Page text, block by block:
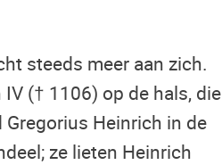
steeds meer aan zich.
(† 1106) op de hals, die
Heinrich in de
ze lieten Heinrich